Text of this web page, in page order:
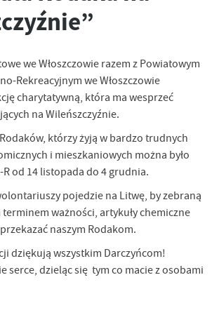
we Włoszczowie razem z Powiatowym
Rekreacyjnym we Włoszczowie
charytatywną, która ma wesprzeć
na Wileńszczyźnie.
którzy żyją w bardzo trudnych
i mieszkaniowych można było
R od 14 listopada do 4 grudnia.
pojedzie na Litwę, by zebraną
terminem ważności, artykuły chemiczne
naszym Rodakom.
dziękują wszystkim Darczyńcom!
serce, dzieląc się tym co macie z osobami
funkcjonalności czy prezentowanych
naszej strony poprzez dopasowanie
pliki cookies gwarantuje
ilości funkcji na stronie.
pomagają nam rozwijać się i
potrzeb.
pozwalają na uzyskanie informacji w zakresie
internetowej, miejsca oraz częstotliwości,
nasze serwisy www. Dane pozwalają nam na
internetowych pod względem ich
użytkowników. Zgromadzone informacje są
zanonimizowanej. Wyrażenie zgody na
gwarantuje dostępność wszystkich
plikom cookies prezentujemy Ci najciekawsze
na stronach naszych partnerów.
służą do prezentowania Ci naszych
analizy Twoich upodobań oraz Twoich
przeglądanej witryny internetowej. Treści
się na stronach podmiotów trzecich lub